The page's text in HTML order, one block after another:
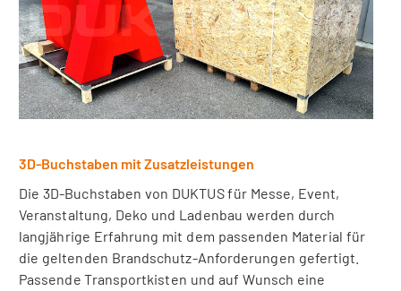
3D-Buchstaben mit Zusatzleistungen
Die 3D-Buchstaben von DUKTUS für Messe, Event,
Veranstaltung, Deko und Ladenbau werden durch
langjährige Erfahrung mit dem passenden Material für
die geltenden Brandschutz-Anforderungen gefertigt.
Passende Transportkisten und auf Wunsch eine